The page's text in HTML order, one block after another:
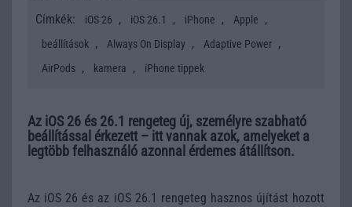
Címkék:
iOS 26 , iOS 26.1 , iPhone , Apple ,
beállítások , Always On Display , Adaptive Power ,
AirPods , kamera , iPhone tippek
Az iOS 26 és 26.1 rengeteg új, személyre szabható
beállítással érkezett – itt vannak azok, amelyeket a
legtöbb felhasználó azonnal érdemes átállítson.
Az iOS 26 és az iOS 26.1 rengeteg hasznos újítást hozott